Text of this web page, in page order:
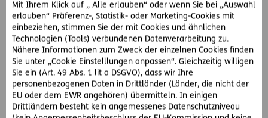
Mit Ihrem Klick auf „ Alle erlauben“ oder wenn Sie bei „Auswahl
erlauben“ Präferenz-, Statistik- oder Marketing-Cookies mit
einbeziehen, stimmen Sie der mit Cookies und ähnlichen
Technologien (Tools) verbundenen Datenverarbeitung zu.
Nähere Informationen zum Zweck der einzelnen Cookies finden
Sie unter „Cookie Einstelllungen anpassen“. Gleichzeitig willigen
Sie ein (Art. 49 Abs. 1 lit a DSGVO), dass wir Ihre
personenbezogenen Daten in Drittländer (Länder, die nicht der
EU oder dem EWR angehören) übermitteln. In einigen
Drittländern besteht kein angemessenes Datenschutzniveau
Skipisten. Bei Skirouten leistet der Unternehmer nur
Gewähr für die Lawinensicherung, nicht für die Freiheit
vor sonstigen Gefahren; insbesondere gibt es bei
Skirouten keine Haftung für den Zustand der Route. Auf
Skipisten sind Gefahrenstellen hingegen grundsätzlich
abzusichern, etwa durch entsprechende Warnungen
(Warntafeln, Stocknetze usw.) oder sogar durch
Fangnetze und Abpolsterung. Ein Schutz vor allen
möglichen Gefahren wird jedoch von der